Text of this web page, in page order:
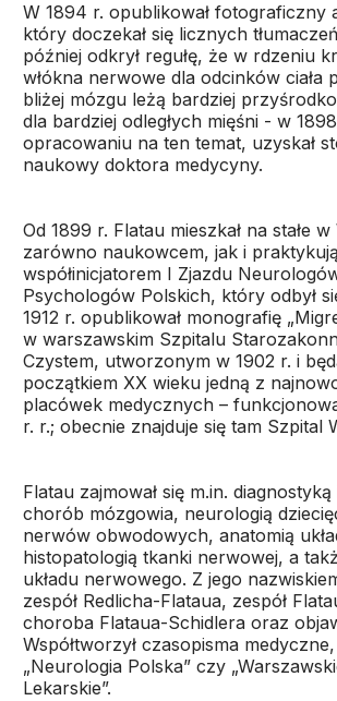
W 1894 r. opublikował fotograficzny
który doczekał się licznych
później odkrył regułę, że w rdzeniu
włókna nerwowe dla odcinków ciała
bliżej mózgu leżą bardziej
dla bardziej odległych mięśni - w
opracowaniu na ten temat, uzyskał
naukowy doktora medycyny.
Od 1899 r. Flatau mieszkał na stałe w
zarówno naukowcem, jak i
współinicjatorem I Zjazdu
Psychologów Polskich, który odbył
1912 r. opublikował monografię
w warszawskim Szpitalu
Czystem, utworzonym w 1902 r. i
początkiem XX wieku jedną z
placówek medycznych –
r. r.; obecnie znajduje się tam Szpital
Flatau zajmował się m.in.
chorób mózgowia, neurologią
nerwów obwodowych, anatomią
histopatologią tkanki nerwowej, a
układu nerwowego. Z jego
zespół Redlicha-Flataua, zespół
choroba Flataua-Schidlera oraz
Współtworzył czasopisma
„Neurologia Polska” czy
Lekarskie”.